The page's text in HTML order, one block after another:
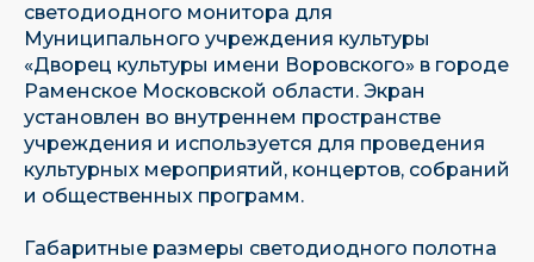
светодиодного монитора для
Муниципального учреждения культуры
«Дворец культуры имени Воровского» в городе
Раменское Московской области. Экран
установлен во внутреннем пространстве
учреждения и используется для проведения
культурных мероприятий, концертов, собраний
и общественных программ.
Габаритные размеры светодиодного полотна